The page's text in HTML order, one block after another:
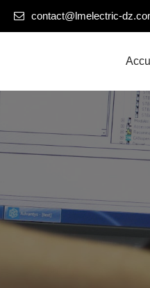
contact@lmelectric-